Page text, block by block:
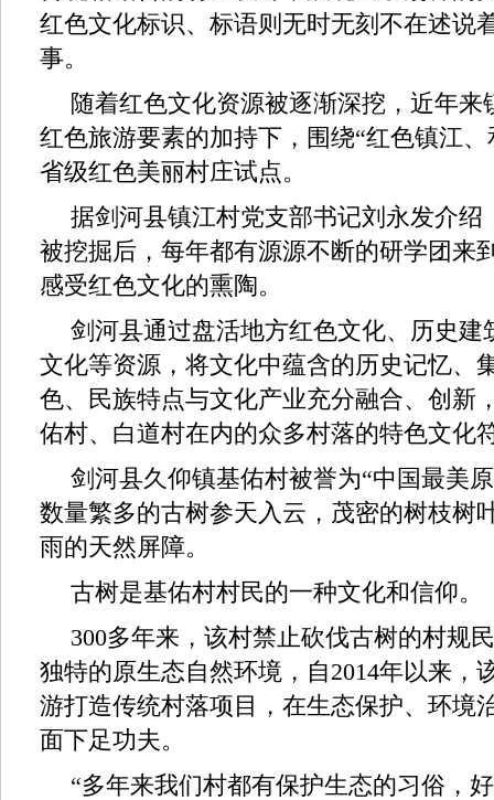
红色文化标识、标语则无时无刻不在述说
事。
随着红色文化资源被逐渐深挖，近年来
红色旅游要素的加持下，围绕“红色镇江
省级红色美丽村庄试点。
据剑河县镇江村党支部书记刘永发介绍
被挖掘后，每年都有源源不断的研学团来
感受红色文化的熏陶。
剑河县通过盘活地方红色文化、历史建
文化等资源，将文化中蕴含的历史记忆、
色、民族特点与文化产业充分融合、创新
佑村、白道村在内的众多村落的特色文化
剑河县久仰镇基佑村被誉为“中国最美
数量繁多的古树参天入云，茂密的树枝树
雨的天然屏障。
古树是基佑村村民的一种文化和信仰。
300多年来，该村禁止砍伐古树的村规
独特的原生态自然环境，自2014年以来，
游打造传统村落项目，在生态保护、环境
面下足功夫。
“多年来我们村都有保护生态的习俗，